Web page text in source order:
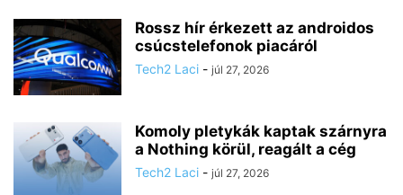
Rossz hír érkezett az androidos
csúcstelefonok piacáról
Tech2 Laci - júl 27, 2026
Komoly pletykák kaptak szárnyra
a Nothing körül, reagált a cég
Tech2 Laci - júl 27, 2026